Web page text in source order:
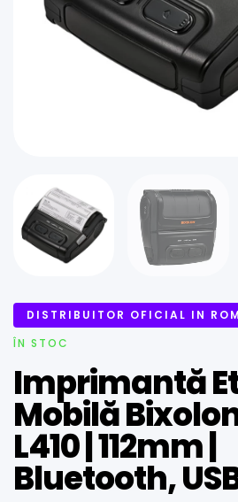
DISTRIBUITOR OFICIAL IN
ÎN STOC
Imprimantă
Mobilă
L410 | 112mm |
Bluetooth,